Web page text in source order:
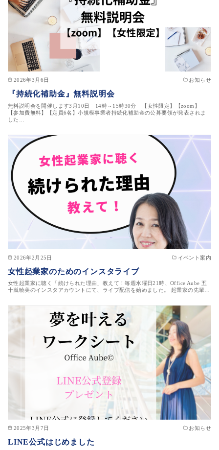
2026年3月6日 お知らせ
『持続化補助金』無料説明会
無料説明会を開催します3月10日 14時～15時30分 【女性限定】【zoom】
【参加費無料】【定員6名】小規模事業者持続化補助金の公募要領が発表されま
した…
2026年2月25日 イベント案内
女性起業家のためのインスタライブ
女性起業家に聴く「続けられた理由」教えて！毎週水曜日21時、Office Aube 五
十嵐暁美のインスタアカウントにて、ライブ配信を始めました。 起業家の先輩…
2025年3月7日 お知らせ
LINE公式はじめました